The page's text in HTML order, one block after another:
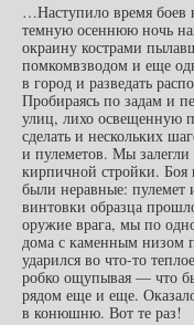
…Наступило время боев
темную осеннюю ночь
окраину кострами
помкомвзводом и еще
в город и разведать
Пробираясь по задам и
улиц, лихо освещенную
сделать и нескольких
и пулеметов. Мы
кирпичной стройки.
были неравные: пулемет
винтовки образца
оружие врага, мы по
дома с каменным низом
ударился во что-то
робко ощупывая — что
рядом еще и еще.
в конюшню. Вот те раз!